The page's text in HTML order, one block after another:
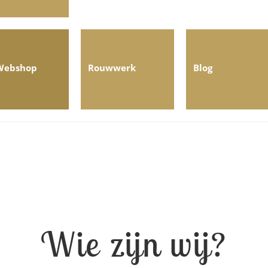
Rouwwerk Blog
Wie zijn wij?